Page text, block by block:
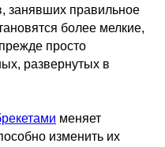
занявших правильное
более мелкие,
просто
развернутых в
меняет
изменить их